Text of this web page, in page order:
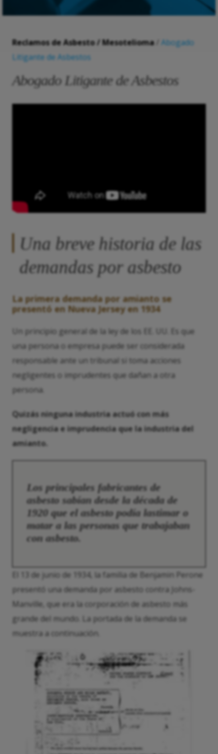
Reclamos de Asbesto / Mesotelioma/ Abogado
Litigante de Asbestos
Abogado Litigante de Asbestos
Una breve historia de las
demandas por asbesto
La primera demanda por amianto se
presentó en Nueva Jersey en 1934
Un principio general de la ley de los EE. UU. Es que
una persona o empresa puede ser considerada
responsable ante un tribunal si toma acciones
negligentes o imprudentes que dañan a otra
persona.
Quizás ninguna industria actuó con más
negligencia e imprudencia que la industria del
amianto.
Los principales fabricantes de
asbesto sabían desde la década de
1920 que el asbesto podía lastimar o
matar a las personas que trabajaban
con asbesto.
El 13 de junio de 1934, la familia de Benjamin Perone
presentó una demanda por asbesto contra Johns-
Manville, que era la corporación de asbesto más
grande del mundo. La portada de la demanda se
muestra a continuación.